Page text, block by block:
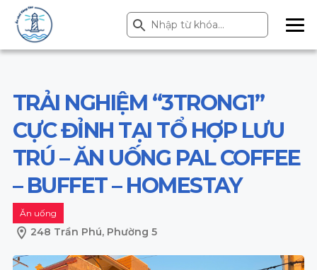
Search
for:
Search Button
ME
NU
TRẢI NGHIỆM “3TRONG1”
CỰC ĐỈNH TẠI TỔ HỢP LƯU
TRÚ – ĂN UỐNG PAL COFFEE
– BUFFET – HOMESTAY
Ăn uống
248 Trần Phú, Phường 5